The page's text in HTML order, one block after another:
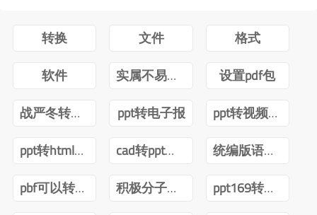
转换 文件
格式
软件
实属不易牛转乾坤图片抖音
设置pdf包
战严冬转观念ppt
ppt转电子报
ppt转视频互转
ppt转html技术
cad转ppt可以吗
统编版语文四年级下册电子课本pdf
pbf可以转ppt吗
积极分子转预备党员ppt
ppt169转成43怎么内容排版不变